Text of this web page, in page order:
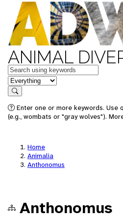
ANIMAL
Keywords
in feature
Search
Enter one or more keywords.
(e.g., wombats or "gray wolves").
Home
Animalia
Anthonomus
Anthonomus